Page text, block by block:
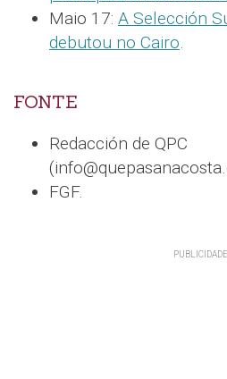
Maio 17: A Selección
debutou no Cairo.
FONTE
Redacción de QPC
FGF.